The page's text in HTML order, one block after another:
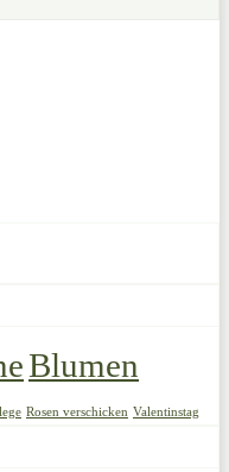
Blumen
Rosen verschicken Valentinstag